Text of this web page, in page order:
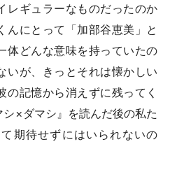
レギュラーなものだったのか
んにとって「加部谷恵美」と
体どんな意味を持っていたの
いが、きっとそれは懐かしい
の記憶から消えずに残ってく
×ダマシ』を読んだ後の私た
期待せずにはいられないの